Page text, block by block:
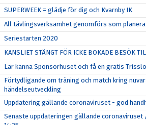
SUPERWEEK = glädje för dig och Kvarnby IK
All tävlingsverksamhet genomförs som
Seriestarten 2020
KANSLIET STÄNGT FÖR ICKE BOKADE BESÖK
Lär känna Sponsorhuset och få en gratis
Förtydligande om träning och match kring
händelseutveckling
Uppdatering gällande coronaviruset - god
Senaste uppdateringen gällande coronaviruset